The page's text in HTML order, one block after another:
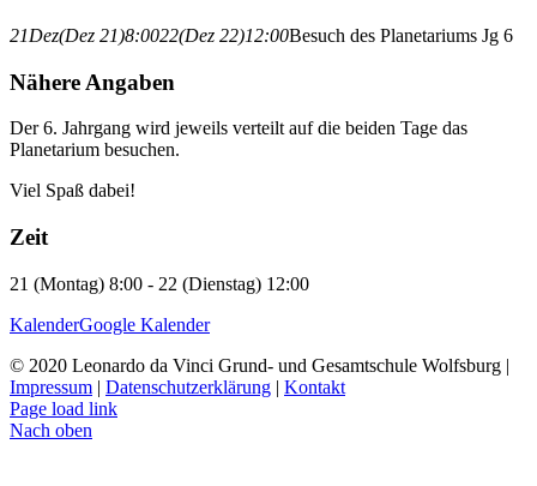
21Dez(Dez 21)8:0022(Dez 22)12:00Besuch des Planetariums Jg 6
Nähere Angaben
Der 6. Jahrgang wird jeweils verteilt auf die beiden Tage das
Planetarium besuchen.
Viel Spaß dabei!
Zeit
21 (Montag) 8:00 - 22 (Dienstag) 12:00
KalenderGoogle Kalender
© 2020 Leonardo da Vinci Grund- und Gesamtschule Wolfsburg |
Impressum | Datenschutzerklärung | Kontakt
Page load link
Nach oben